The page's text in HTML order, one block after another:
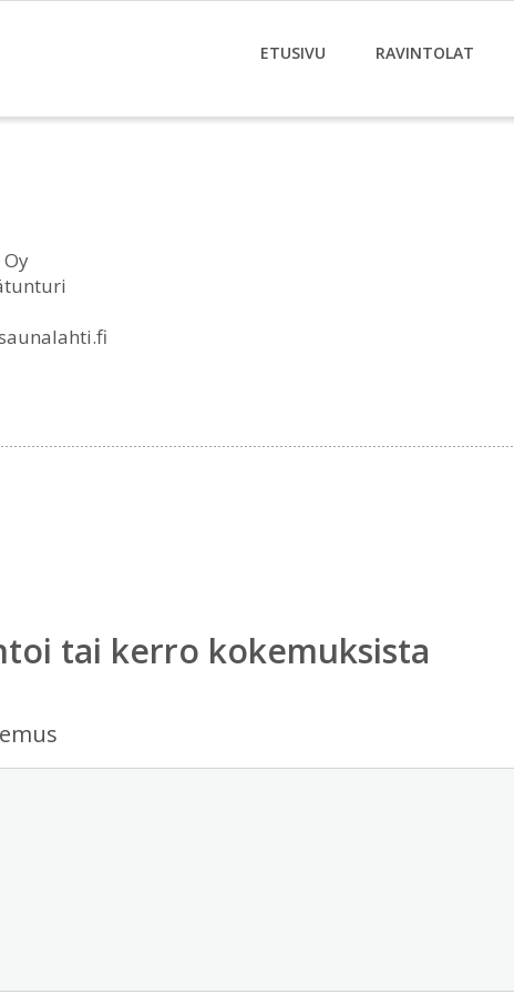
ETUSIVU RAVINTOLAT
tai kerro kokemuksista